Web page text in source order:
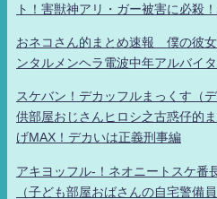
ト！害獣神アリ・ガー被害に必殺
おネコさん的まとめ速報 僕の彼
ンタルメンヘラ電波中年アルバイ
スケバン！デカッフルまっくす（
供部屋おじさんヒロシ之古惑仔的
げMAX！デカいは正義刑事編
アキヨッフル-！ネオニートスケ番
（子ども部屋おばさんの自宅警備